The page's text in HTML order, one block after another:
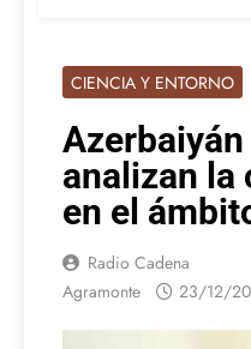
CIENCIA Y ENTORNO
Azerbaiyán
analizan la
en el
Radio Cadena
Agramonte
23/12/